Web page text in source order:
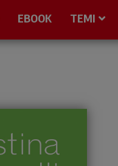
EBOOK TEMI